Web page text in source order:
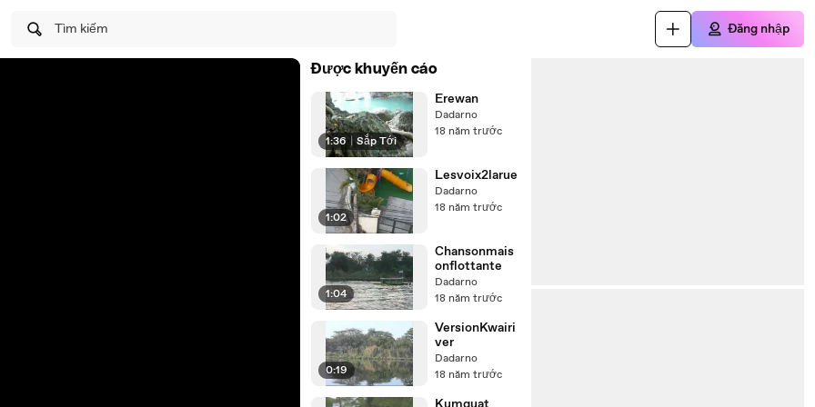
Tìm kiếm Đăng nhập
Được khuyến cáo
1:36 Sắp Tới
Erewan
Dadarno
18 năm trước
1:02
Lesvoix2larue
Dadarno
18 năm trước
1:04
Chansonmais
onflottante
Dadarno
18 năm trước
0:19
VersionKwairi
ver
Dadarno
18 năm trước